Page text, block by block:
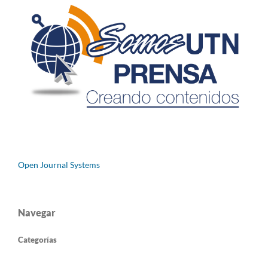
Open Journal Systems
Navegar
Categorías